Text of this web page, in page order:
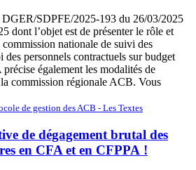
SDPFE/2025-193 du 26/03/2025
dont l’objet est de présenter le rôle et
nationale de suivi des
des personnels contractuels sur budget
également les modalités de
commission régionale ACB. Vous
de gestion des ACB - Les Textes
de dégagement brutal des
en CFA et en CFPPA !